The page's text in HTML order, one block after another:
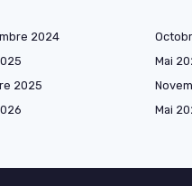
2024
Mai
2025
Mai